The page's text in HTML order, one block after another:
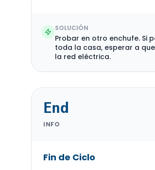
SOLUCIÓN
Probar en otro enchufe. Si
toda la casa, esperar a
la red eléctrica.
End
INFO
Fin de Ciclo